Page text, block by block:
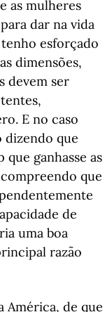
as mulheres
dar na vida
esforçado
dimensões,
devem ser
E no caso
que
ganhasse as
que
de
uma boa
razão
América, de que